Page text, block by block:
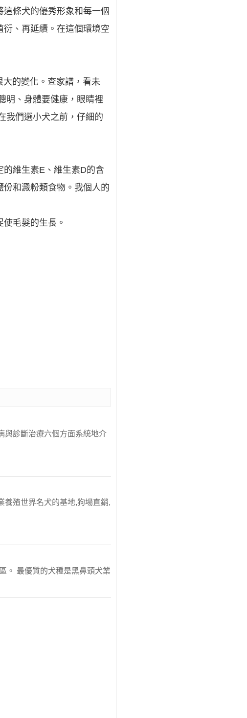
條犬的優秀形象和每一個
、再延續。在這個環境空
的變化。查家譜，看未
明、身體要健康，眼睛裡
我們選小犬之前，仔細的
維生素E、維生素D的含
和澱粉類食物。我個人的
毛髮的生長。
與診斷治療六個方面系統地介
養殖世界名犬的基地,狗場直銷,
。 最優質的犬種是黑鼻頭犬業